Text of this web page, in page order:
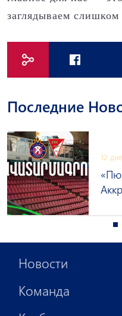
заглядываем слишком
Последние
12
Новости
Команда